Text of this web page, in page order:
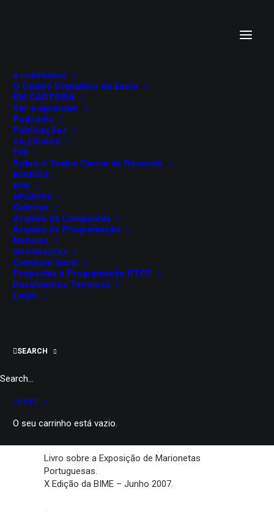
A COMPANHIA
O Centro Dramático de Évora
EM CARTEIRA
Ver e aprender
Podcasts
Publicações
CALENDÁRIO
TGR
Sobre o Teatro Garcia de Resende
BONECOS
BIME
ARQUIVOS
Galerias
Arquivo da Companhia
Arquivo de Programação
Notícias
INFORMAÇÕES
Contacto Geral
Propostas à Programação RTCP
Documentos Técnicos
Login
SEARCH
CART
O seu carrinho está vazio.
Exposição de Marionetas
Portuguesas
Livro sobre a Exposição de Marionetas
Portuguesas.
X Edição da BIME – Junho 2007.